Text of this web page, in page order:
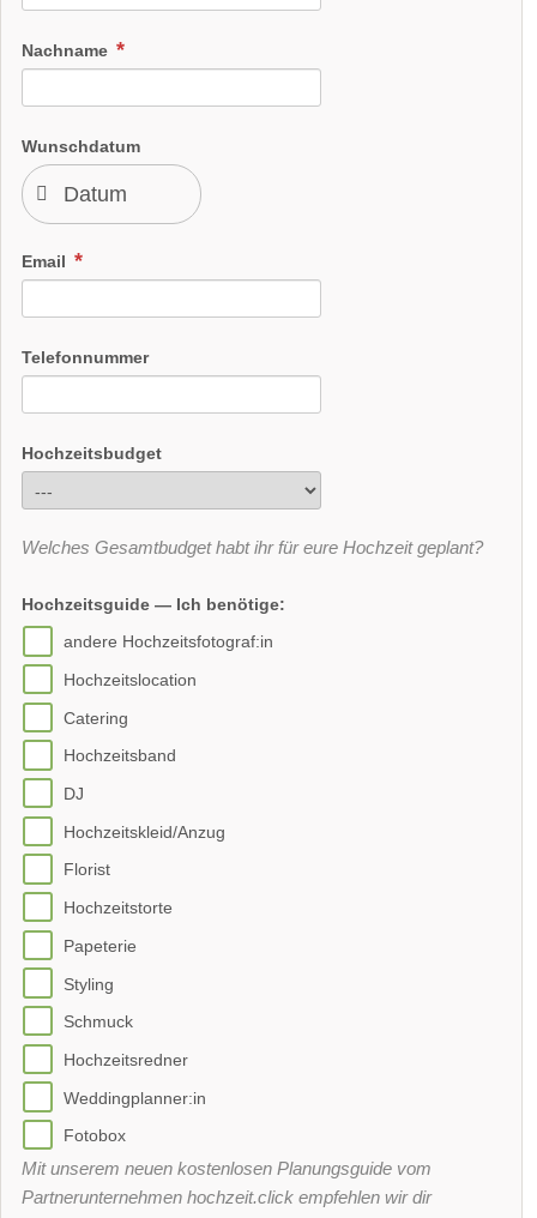
Nachname
Wunschdatum
Email
Telefonnummer
Hochzeitsbudget
Welches Gesamtbudget habt ihr für eure Hochzeit geplant?
Hochzeitsguide — Ich benötige:
andere Hochzeitsfotograf:in
Hochzeitslocation
Catering
Hochzeitsband
DJ
Hochzeitskleid/Anzug
Florist
Hochzeitstorte
Papeterie
Styling
Schmuck
Hochzeitsredner
Weddingplanner:in
Fotobox
Mit unserem neuen kostenlosen Planungsguide vom
Partnerunternehmen hochzeit.click empfehlen wir dir